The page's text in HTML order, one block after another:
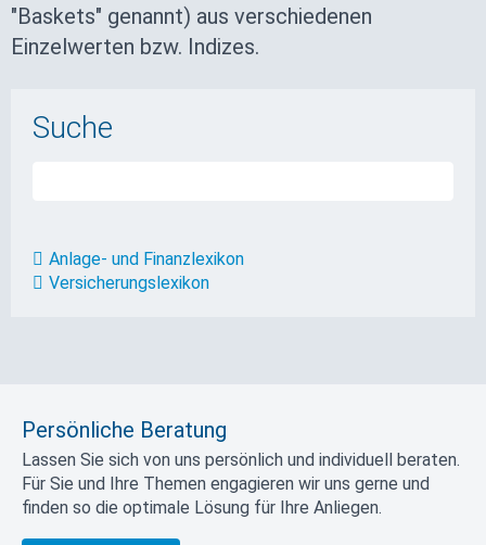
"Baskets" genannt) aus verschiedenen
Einzelwerten bzw. Indizes.
Suche
Anlage- und Finanzlexikon
Versicherungslexikon
Persönliche Beratung
Lassen Sie sich von uns persönlich und individuell beraten.
Für Sie und Ihre Themen engagieren wir uns gerne und
finden so die optimale Lösung für Ihre Anliegen.